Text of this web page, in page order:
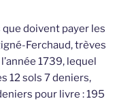
doivent payer les
Ferchaud, trèves
1739, lequel
12 sols 7 deniers,
pour livre : 195